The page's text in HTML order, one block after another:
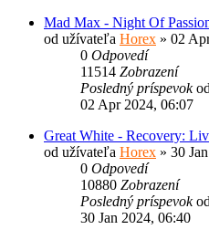
Mad Max - Night Of
od užívateľa Horex » 02
0 Odpovedí
11514 Zobrazení
Posledný príspevok
02 Apr 2024, 06:07
Great White - Recovery:
od užívateľa Horex » 30
0 Odpovedí
10880 Zobrazení
Posledný príspevok
30 Jan 2024, 06:40